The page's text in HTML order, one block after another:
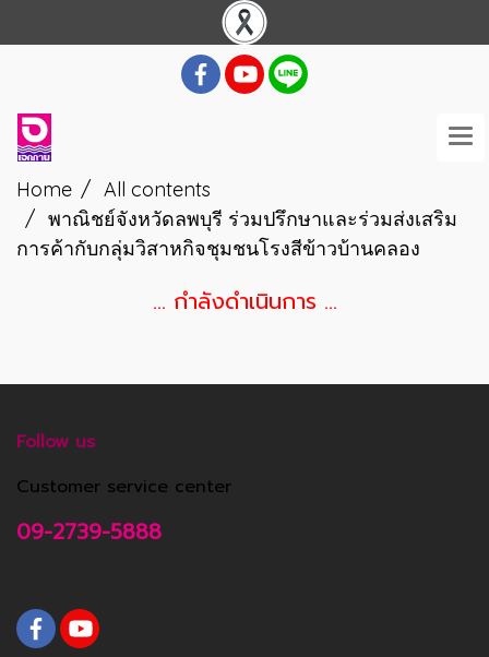
Home
All contents
พาณิชย์จังหวัดลพบุรี ร่วมปรึกษาและร่วมส่งเสริม
การค้ากับกลุ่มวิสาหกิจชุมชนโรงสีข้าวบ้านคลอง
... กำลังดำเนินการ ...
Follow us
Customer service center
09-2739-5888